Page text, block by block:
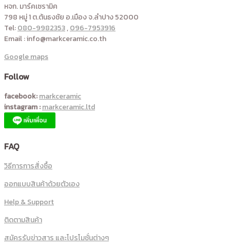
หจก. มาร์คเซรามิค
798 หมู่ 1 ต.ต้นธงชัย อ.เมือง จ.ลำปาง 52000
Tel:080-9982353,096-7953916
Email : info@markceramic.co.th
Google maps
Follow
facebook:markceramic
instagram :markceramic.ltd
FAQ
วิธีการการสั่งซื้อ
ออกแบบสินค้าด้วยตัวเอง
Help & Support
ติดตามสินค้า
สมัครรับข่าวสาร และโปรโมชั่นต่างๆ